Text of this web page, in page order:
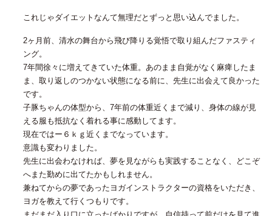
これじゃダイエットなんて無理だとずっと思い込んでました。
2ヶ月前、清水の舞台から飛び降りる覚悟で取り組んだファスティ
ング。
7年間徐々に増えてきていた体重。あのまま自覚がなく麻痺したま
ま、取り返しのつかない状態になる前に、先生に出会えて良かった
です。
子豚ちゃんの体型から、7年前の体重近くまで減り、身体の線が見
える服も抵抗なく着れる事に感動してます。
現在ではー６ｋｇ近くまでなっています。
意識も変わりました。
先生に出会わなければ、夢を見ながらも実践することなく、どこぞ
へまた勤めに出てたかもしれません。
兼ねてからの夢であったヨガインストラクターの資格をいただき、
ヨガを教えて行くつもりです。